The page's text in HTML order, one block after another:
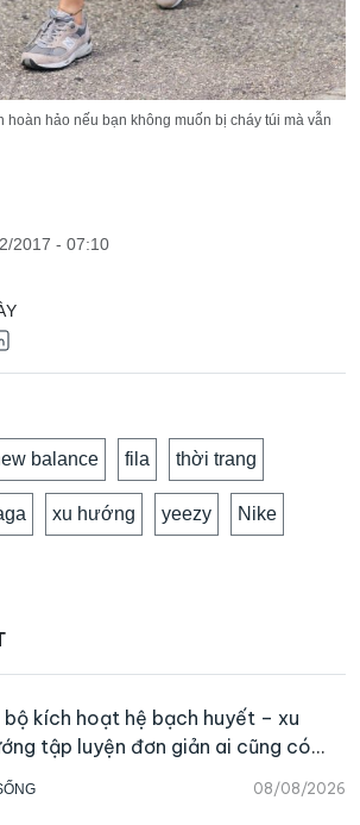
hoàn hảo nếu bạn không muốn bị cháy túi mà vẫn
2017 - 07:10
balance fila thời trang
xu hướng yeezy Nike
08/08/2026
kích hoạt hệ bạch huyết – xu
tập luyện đơn giản ai cũng có
bắt đầu